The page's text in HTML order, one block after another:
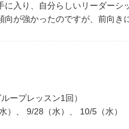
に入り、自分らしいリーダーシ
向が強かったのですが、前向き
ープレッスン1回）
）、 9/28（水）、 10/5（水）